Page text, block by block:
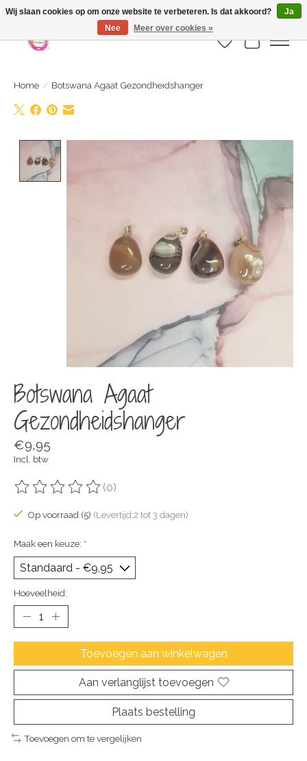
Webshop is geopend maar nog onder constructie | let op: Verzenden vanaf 29
juli
Verlanglijst
Home / Botswana Agaat Gezondheidshanger
Product image slideshow Items
Botswana Agaat
Gezondheidshanger
€9,95
Incl. btw
De beoordeling van dit product is
(0)
Op voorraad (5) (Levertijd:2 tot 3 dagen)
Maak een keuze: *
Hoeveelheid:
Toevoegen aan winkelwagen
Aan verlanglijst toevoegen
Plaats bestelling
Toevoegen om te vergelijken
Wij slaan cookies op om onze website te verbeteren. Is dat akkoord?
Ja
Nee
Meer over cookies »